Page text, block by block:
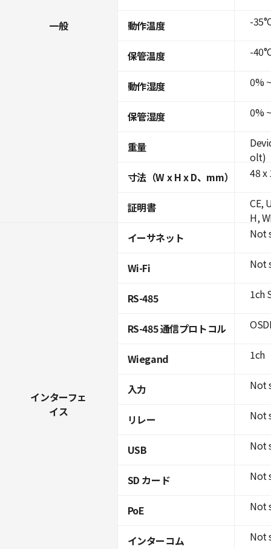
一般 動作温度
保管温度
動作湿度
保管湿度
重量
寸法（W x H x D、mm）
証明書
インターフェ
イス
イーサネット
Wi-Fi
RS-485
RS-485 通信プロトコル
Wiegand
入力
リレー
USB
SD カード
PoE
インターコム
-
-
0%
0%
olt)
48 x
CE,
H,
Not
Not
1ch
1ch
Not
Not
Not
Not
Not
Not